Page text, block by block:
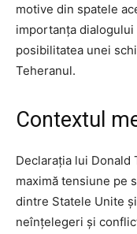
motive din spatele
importanța
posibilitatea unei
Teheranul.
Contextul
Declarația lui Donald
maximă tensiune pe
dintre Statele Unite
neînțelegeri și